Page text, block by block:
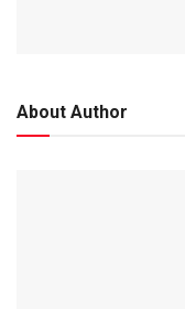
About Author